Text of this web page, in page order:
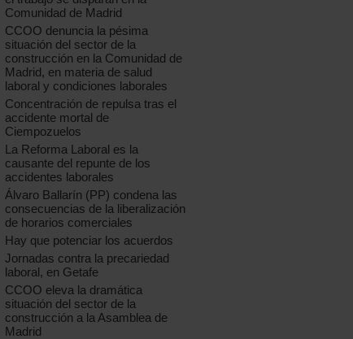
Comunidad de Madrid
CCOO denuncia la pésima
situación del sector de la
construcción en la Comunidad de
Madrid, en materia de salud
laboral y condiciones laborales
Concentración de repulsa tras el
accidente mortal de
Ciempozuelos
La Reforma Laboral es la
causante del repunte de los
accidentes laborales
Álvaro Ballarín (PP) condena las
consecuencias de la liberalización
de horarios comerciales
Hay que potenciar los acuerdos
Jornadas contra la precariedad
laboral, en Getafe
CCOO eleva la dramática
situación del sector de la
construcción a la Asamblea de
Madrid